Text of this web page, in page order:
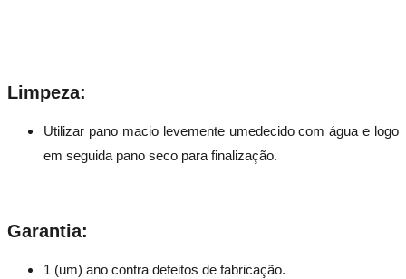
Limpeza:
Utilizar pano macio levemente umedecido com água e logo
em seguida pano seco para finalização.
Garantia:
1 (um) ano contra defeitos de fabricação.